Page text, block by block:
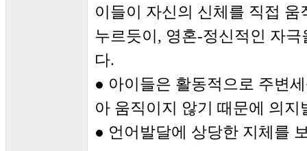
이들이 자신의 신체를 직접
누르듯이, 영혼-정신적인 자
다.
● 아이들은 활동적으로 주변
아 움직이지 않기 때문에 의
● 언어발달에 상당한 지체를